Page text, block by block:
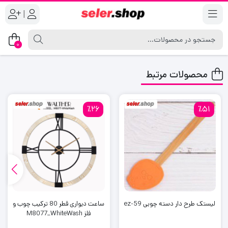
|
0
محصولات مرتبط
٪51
لیستک طرح دار دسته چوبی ez-59
٪26
ساعت دیواری قطر 80 ترکیب چوب و
فلز M8077_WhiteWash